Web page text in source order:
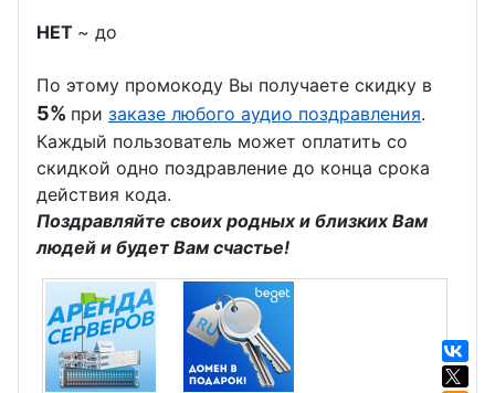
НЕТ ~ до
По этому промокоду Вы получаете скидку в
5% при заказе любого аудио поздравления.
Каждый пользователь может оплатить со
скидкой одно поздравление до конца срока
действия кода.
Поздравляйте своих родных и близких Вам
людей и будет Вам счастье!